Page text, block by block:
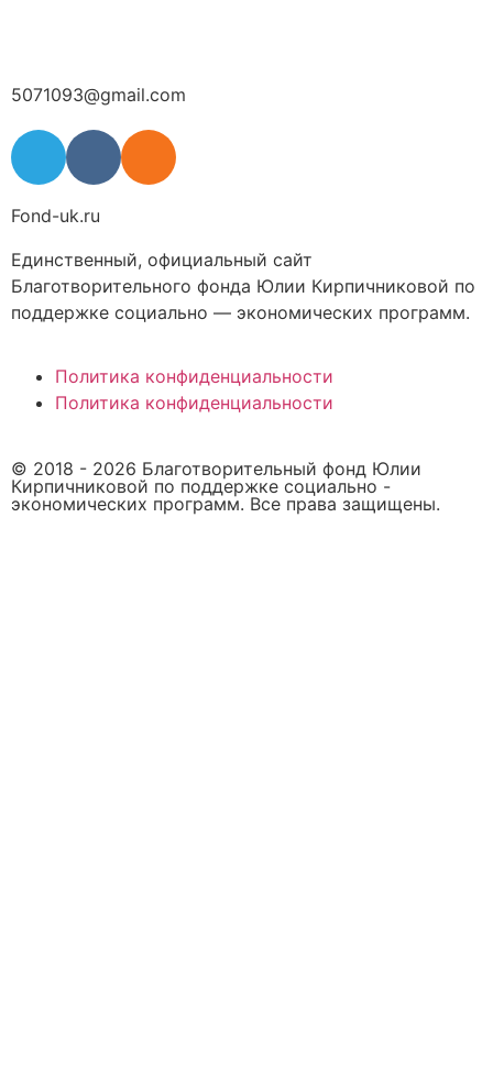
5071093@gmail.com
Fond-uk.ru
Единственный, официальный сайт
Благотворительного фонда Юлии Кирпичниковой по
поддержке социально — экономических программ.
Политика конфиденциальности
Политика конфиденциальности
© 2018 - 2026 Благотворительный фонд Юлии
Кирпичниковой по поддержке социально -
экономических программ. Все права защищены.